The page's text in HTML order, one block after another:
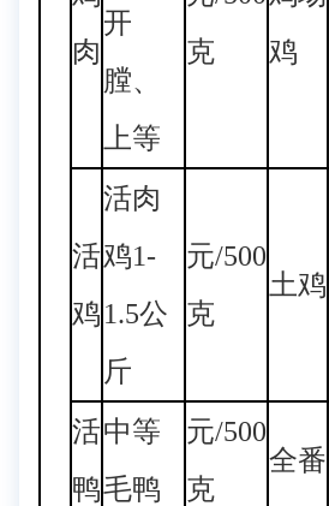
肉
开
膛、
上等
克
鸡
活
鸡
活肉
鸡1-
1.5公
斤
元/500
克
土鸡
活
鸭
中等
毛鸭
元/500
克
全番